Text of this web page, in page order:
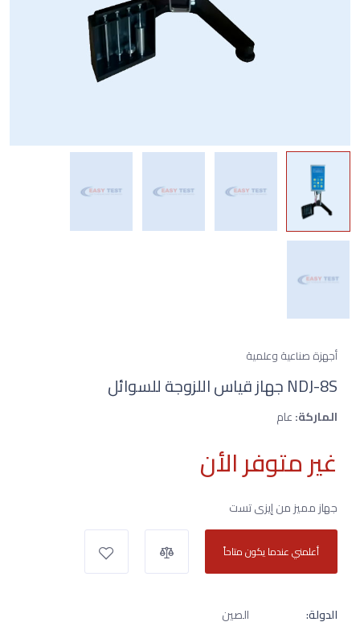
أجهزة صناعية وعلمية
NDJ-8S جهاز قياس اللزوجة للسوائل
الماركة:عام
غير متوفر الأن
جهاز مميز من إيزى تست
أعلمني عندما يكون متاحاً
الدولة:
الصين